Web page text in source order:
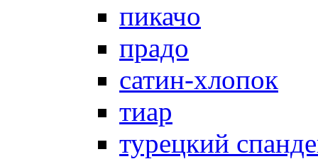
пикачо
прадо
сатин-хлопок
тиар
турецкий